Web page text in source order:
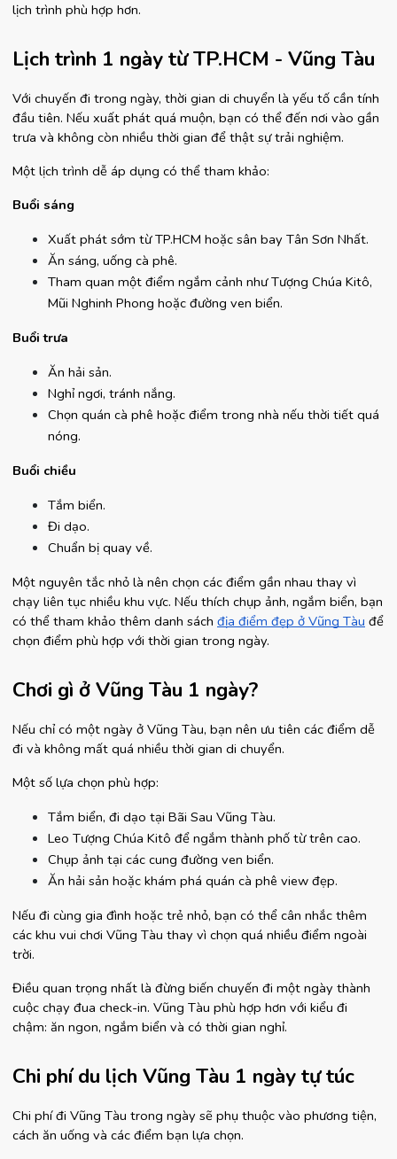
lịch trình phù hợp hơn.
Lịch trình 1 ngày từ TP.HCM - Vũng Tàu
Với chuyến đi trong ngày, thời gian di chuyển là yếu tố cần tính
đầu tiên. Nếu xuất phát quá muộn, bạn có thể đến nơi vào gần
trưa và không còn nhiều thời gian để thật sự trải nghiệm.
Một lịch trình dễ áp dụng có thể tham khảo:
Buổi sáng
Xuất phát sớm từ TP.HCM hoặc sân bay Tân Sơn Nhất.
Ăn sáng, uống cà phê.
Tham quan một điểm ngắm cảnh như Tượng Chúa Kitô,
Mũi Nghinh Phong hoặc đường ven biển.
Buổi trưa
Ăn hải sản.
Nghỉ ngơi, tránh nắng.
Chọn quán cà phê hoặc điểm trong nhà nếu thời tiết quá
nóng.
Buổi chiều
Tắm biển.
Đi dạo.
Chuẩn bị quay về.
Một nguyên tắc nhỏ là nên chọn các điểm gần nhau thay vì
chạy liên tục nhiều khu vực. Nếu thích chụp ảnh, ngắm biển, bạn
có thể tham khảo thêm danh sách địa điểm đẹp ở Vũng Tàu để
chọn điểm phù hợp với thời gian trong ngày.
Chơi gì ở Vũng Tàu 1 ngày?
Nếu chỉ có một ngày ở Vũng Tàu, bạn nên ưu tiên các điểm dễ
đi và không mất quá nhiều thời gian di chuyển.
Một số lựa chọn phù hợp:
Tắm biển, đi dạo tại Bãi Sau Vũng Tàu.
Leo Tượng Chúa Kitô để ngắm thành phố từ trên cao.
Chụp ảnh tại các cung đường ven biển.
Ăn hải sản hoặc khám phá quán cà phê view đẹp.
Nếu đi cùng gia đình hoặc trẻ nhỏ, bạn có thể cân nhắc thêm
các khu vui chơi Vũng Tàu thay vì chọn quá nhiều điểm ngoài
trời.
Điều quan trọng nhất là đừng biến chuyến đi một ngày thành
cuộc chạy đua check-in. Vũng Tàu phù hợp hơn với kiểu đi
chậm: ăn ngon, ngắm biển và có thời gian nghỉ.
Chi phí du lịch Vũng Tàu 1 ngày tự túc
Chi phí đi Vũng Tàu trong ngày sẽ phụ thuộc vào phương tiện,
cách ăn uống và các điểm bạn lựa chọn.